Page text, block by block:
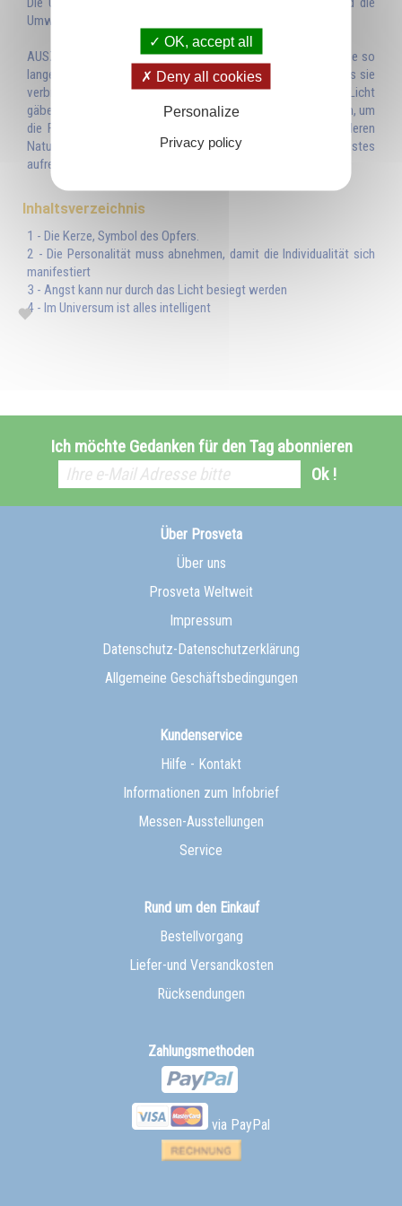
Umwandlung einer Energie in eine höhere Energie.
AUSZUG: »Wenn ihr eine Kerze anzündet, wird euch die Flamme so
lange ihr Licht geben, wie sie von dem Wachs ernährt wird, das sie
verbrennt… Diese Verbrennung ist ein Opfer, ohne das es kein Licht
gäbe. Wie die Kerze besitzt der Mensch die nötigen Materialien, um
die Flamme in sich zu ernähren: alle Äußerungen seiner niederen
Natur. Indem er diese opfert, hält er die Flamme seines Geistes
aufrecht.«
Inhaltsverzeichnis
1 - Die Kerze, Symbol des Opfers.
2 - Die Personalität muss abnehmen, damit die Individualität sich
manifestiert
3 - Angst kann nur durch das Licht besiegt werden
4 - Im Universum ist alles intelligent
Ich möchte Gedanken für den Tag abonnieren
Ok !
Über Prosveta
Über uns
Prosveta Weltweit
Impressum
Datenschutz-Datenschutzerklärung
Allgemeine Geschäftsbedingungen
Kundenservice
Hilfe - Kontakt
Informationen zum Infobrief
Messen-Ausstellungen
Service
Rund um den Einkauf
Bestellvorgang
Liefer-und Versandkosten
Rücksendungen
Zahlungsmethoden
via PayPal
OK, accept all
Deny all cookies
Personalize
Privacy policy